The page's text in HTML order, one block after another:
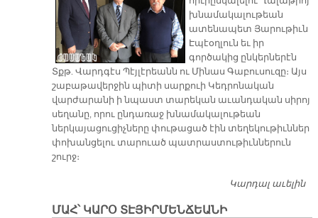
խնամակալութեան
ատենապետ Յարութիւն
Էպէօղլուն եւ իր
գործակից ընկերներէն
Տքթ. Վարդգէս Պէյլէրեանն ու Մինաս Գաբուսուզը։ Այս
շաբաթավերջին պիտի սարքուի Կեդրոնական
վարժարանի ի նպաստ տարեկան աւանդական սիրոյ
սեղանը, որու ընդառաջ խնամակալութեան
ներկայացուցիչները փութացած էին տեղեկութիւններ
փոխանցելու տարուած պատրաստութիւններուն
շուրջ։
Կարդալ աւելին
ՄԱՀ՝ ԿԱՐՕ ՏԷՅԻՐՄԵՆՃԵԱՆԻ